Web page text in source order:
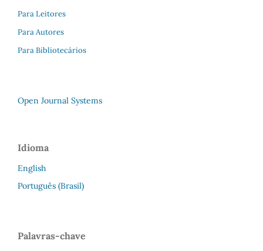
Para Leitores
Para Autores
Para Bibliotecários
Open Journal Systems
Idioma
English
Português (Brasil)
Palavras-chave